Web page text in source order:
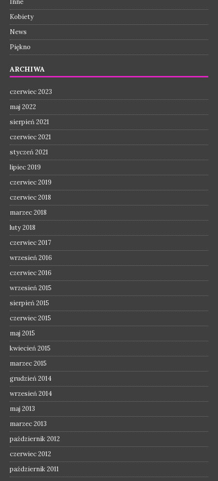
Inne
Kobiety
News
Piękno
ARCHIWA
czerwiec 2023
maj 2022
sierpień 2021
czerwiec 2021
styczeń 2021
lipiec 2019
czerwiec 2019
czerwiec 2018
marzec 2018
luty 2018
czerwiec 2017
wrzesień 2016
czerwiec 2016
wrzesień 2015
sierpień 2015
czerwiec 2015
maj 2015
kwiecień 2015
marzec 2015
grudzień 2014
wrzesień 2014
maj 2013
marzec 2013
październik 2012
czerwiec 2012
październik 2011